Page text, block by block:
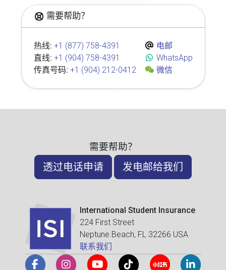
需要帮助？
热线: +1 (877) 758-4391
直线: +1 (904) 758-4391
传真号码: +1 (904) 212-0412
电邮
WhatsApp
微信
需要帮助？
透过电话申请 发电邮给我们
International Student Insurance
224 First Street
Neptune Beach, FL 32266 USA
联系我们